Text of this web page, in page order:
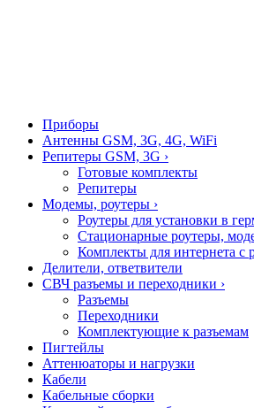
Приборы
Антенны GSM, 3G, 4G, WiFi
Репитеры GSM, 3G ›
Готовые комплекты
Репитеры
Модемы, роутеры ›
Роутеры для установки в
Стационарные роутеры,
Комплекты для интернета с
Делители, ответвители
СВЧ разъемы и переходники ›
Разъемы
Переходники
Комплектующие к разъемам
Пигтейлы
Аттенюаторы и нагрузки
Кабели
Кабельные сборки